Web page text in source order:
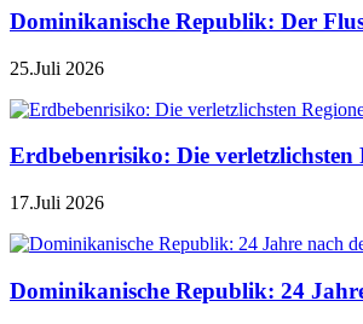
Dominikanische Republik: Der
25.Juli 2026
Erdbebenrisiko: Die
17.Juli 2026
Dominikanische Republik: 24